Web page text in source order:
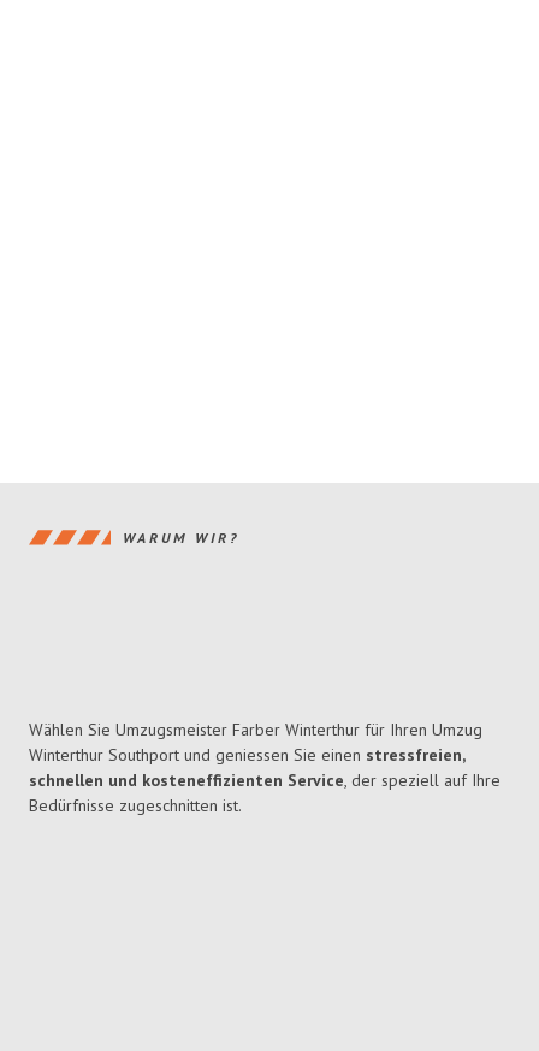
WARUM WIR?
Wählen Sie Umzugsmeister Farber Winterthur für Ihren Umzug
Winterthur Southport und geniessen Sie einen stressfreien,
schnellen und kosteneffizienten Service, der speziell auf Ihre
Bedürfnisse zugeschnitten ist.